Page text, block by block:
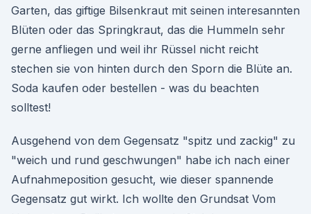
Garten, das giftige Bilsenkraut mit seinen interesannten
Blüten oder das Springkraut, das die Hummeln sehr
gerne anfliegen und weil ihr Rüssel nicht reicht
stechen sie von hinten durch den Sporn die Blüte an.
Soda kaufen oder bestellen - was du beachten
solltest!
Ausgehend von dem Gegensatz "spitz und zackig" zu
"weich und rund geschwungen" habe ich nach einer
Aufnahmeposition gesucht, wie dieser spannende
Gegensatz gut wirkt. Ich wollte den Grundsat Vom